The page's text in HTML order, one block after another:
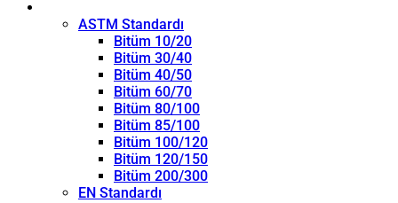
ASTM Standardı
Bitüm 10/20
Bitüm 30/40
Bitüm 40/50
Bitüm 60/70
Bitüm 80/100
Bitüm 85/100
Bitüm 100/120
Bitüm 120/150
Bitüm 200/300
EN Standardı